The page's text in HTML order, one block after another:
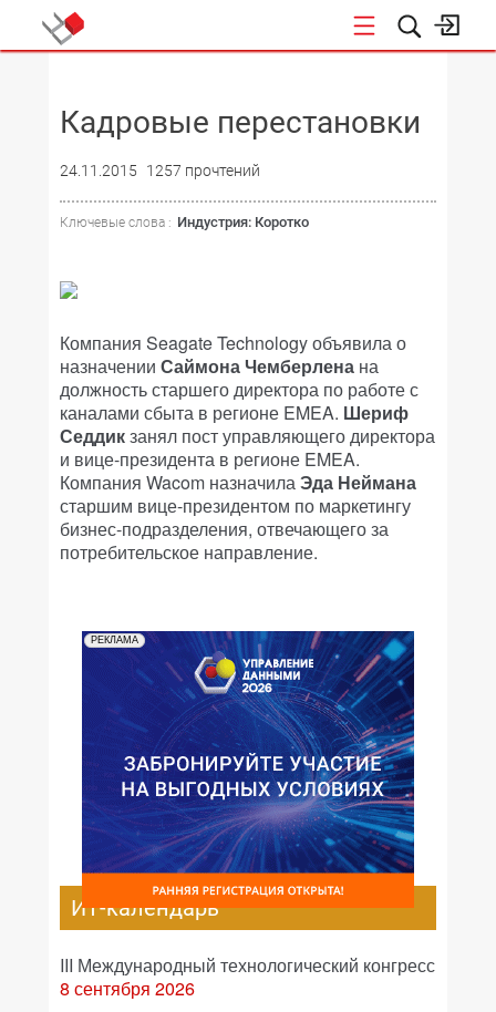
Кадровые перестановки
24.11.2015 1257 прочтений
Ключевые слова : Индустрия: Коротко
Компания Seagate Technology объявила о
назначении Саймона Чемберлена на
должность старшего директора по работе с
каналами сбыта в регионе EMEA. Шериф
Седдикзанял пост управляющего директора
и вице-президента в регионе EMEA.
Компания Wacom назначилаЭда Неймана
старшим вице-президентом по маркетингу
бизнес-подразделения, отвечающего за
потребительское направление.
РЕКЛАМА
ИТ-календарь
III Международный технологический конгресс
8 сентября 2026